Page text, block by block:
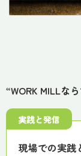
“WORK MILLな
実践と発信
現場での実践